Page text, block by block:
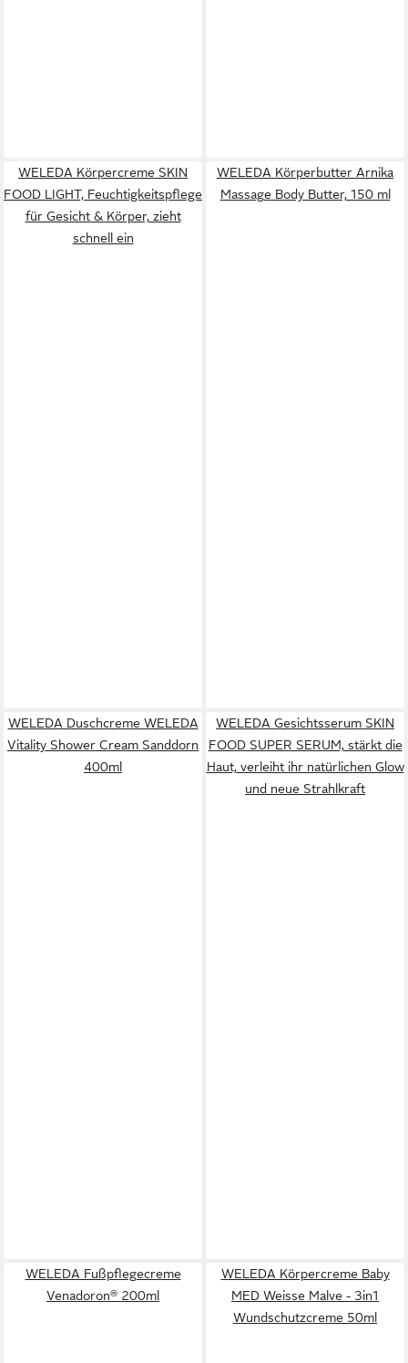
WELEDA Körpercreme SKIN
FOOD LIGHT, Feuchtigkeitspflege
für Gesicht & Körper, zieht
schnell ein
WELEDA Körperbutter Arnika
Massage Body Butter, 150 ml
WELEDA Duschcreme WELEDA
Vitality Shower Cream Sanddorn
400ml
WELEDA Gesichtsserum SKIN
FOOD SUPER SERUM, stärkt die
Haut, verleiht ihr natürlichen Glow
und neue Strahlkraft
WELEDA Fußpflegecreme
Venadoron® 200ml
WELEDA Körpercreme Baby
MED Weisse Malve - 3in1
Wundschutzcreme 50ml